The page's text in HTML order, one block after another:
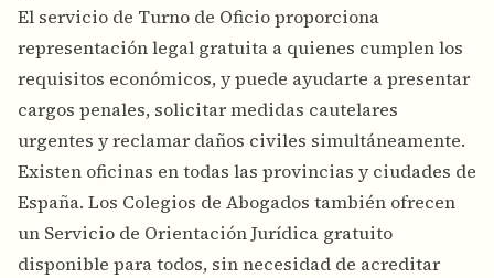
El servicio de Turno de Oficio proporciona
representación legal gratuita a quienes cumplen los
requisitos económicos, y puede ayudarte a presentar
cargos penales, solicitar medidas cautelares
urgentes y reclamar daños civiles simultáneamente.
Existen oficinas en todas las provincias y ciudades de
España. Los Colegios de Abogados también ofrecen
un Servicio de Orientación Jurídica gratuito
disponible para todos, sin necesidad de acreditar